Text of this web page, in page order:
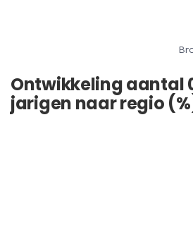
Ontwikkeling aantal
jarigen naar regio